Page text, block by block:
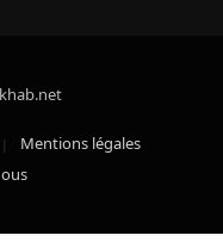
Mentions légales